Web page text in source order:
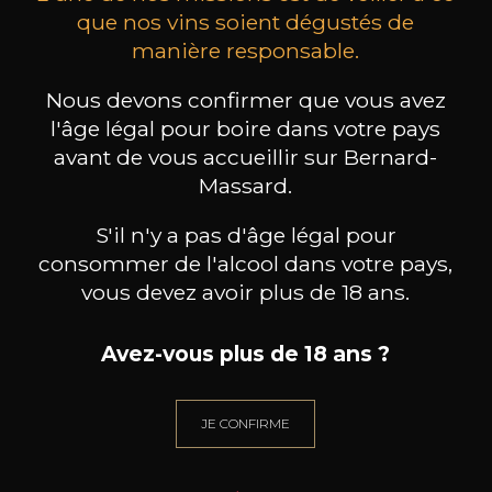
que nos vins soient dégustés de
manière responsable.
Nous devons confirmer que vous avez
l'âge légal pour boire dans votre pays
avant de vous accueillir sur Bernard-
Massard.
S'il n'y a pas d'âge légal pour
consommer de l'alcool dans votre pays,
vous devez avoir plus de 18 ans.
Avez-vous plus de 18 ans ?
JE CONFIRME
Chaque lauréat a reçu ce hier aux Caves
Raisin Bio Raisinor personnalisées avec la
photo de sa création en plus de son lot.
Retrouvez toutes les créations des lauréats